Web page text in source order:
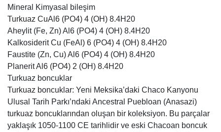
Mineral Kimyasal bileşim
Turkuaz CuAl6 (PO4) 4 (OH) 8.4H20
Aheylit (Fe, Zn) Al6 (PO4) 4 (OH) 8.4H20
Kalkosiderit Cu (FeAl) 6 (PO4) 4 (OH) 8.4H20
Faustite (Zn, Cu) Al6 (PO4) 4 (OH) 8.4H20
Planerit Al6 (PO4) 2 (OH) 8.4H20
Turkuaz boncuklar
Turkuaz boncuklar: Yeni Meksika’daki Chaco Kanyonu
Ulusal Tarih Parkı’ndaki Ancestral Puebloan (Anasazi)
turkuaz boncuklarından oluşan bir koleksiyon. Bu parçalar
yaklaşık 1050-1100 CE tarihlidir ve eski Chacoan boncuk